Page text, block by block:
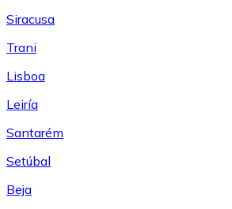
Siracusa
Trani
Lisboa
Leiría
Santarém
Setúbal
Beja